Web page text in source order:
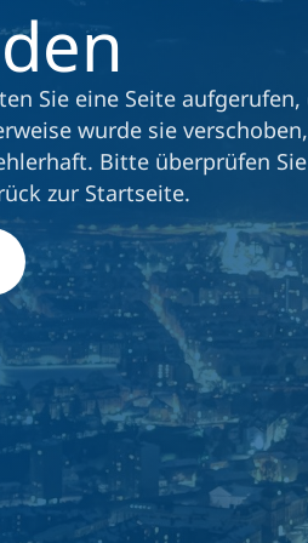
Sie eine Seite
wurde sie
Bitte überprüfen Sie
zur Startseite.